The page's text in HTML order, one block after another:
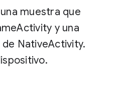
muestra que
y una
NativeActivity.